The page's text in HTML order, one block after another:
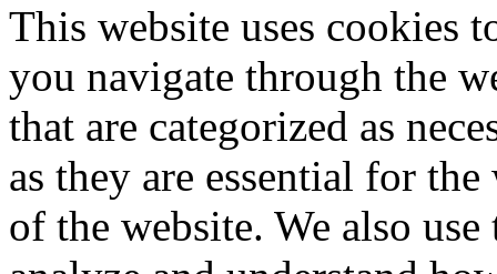
This website uses cookies
you navigate through the
that are categorized as
as they are essential for
of the website. We also